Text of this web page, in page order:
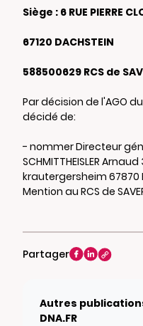
Siège : 6 RUE PIERRE
67120 DACHSTEIN
588500629 RCS de
Par décision de l'AGO du
décidé de:
- nommer Directeur
SCHMITTHEISLER Arnaud
krautergersheim 67870
Mention au RCS de
Partager
Autres
DNA.FR